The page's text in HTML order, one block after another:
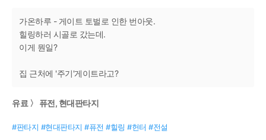
가온하루 - 게이트 토벌로 인한 번아웃.
힐링하러 시골로 갔는데.
이게 뭔일?
집 근처에 '주기'게이트라고?
유료 〉 퓨전, 현대판타지
#판타지 #현대판타지 #퓨전 #힐링 #헌터 #전설